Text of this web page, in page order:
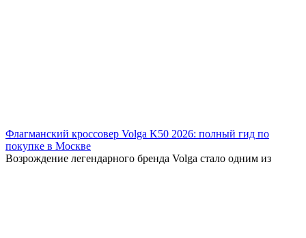
Флагманский кроссовер Volga K50 2026: полный гид по
покупке в Москве
Возрождение легендарного бренда Volga стало одним из